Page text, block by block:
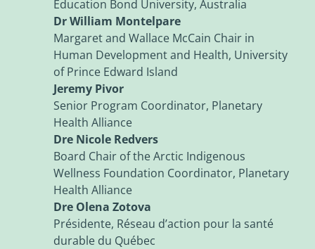
Education Bond University, Australia
Dr William Montelpare
Margaret and Wallace McCain Chair in
Human Development and Health, University
of Prince Edward Island
Jeremy Pivor
Senior Program Coordinator, Planetary
Health Alliance
Dre Nicole Redvers
Board Chair of the Arctic Indigenous
Wellness Foundation Coordinator, Planetary
Health Alliance
Dre Olena Zotova
Présidente, Réseau d’action pour la santé
durable du Québec